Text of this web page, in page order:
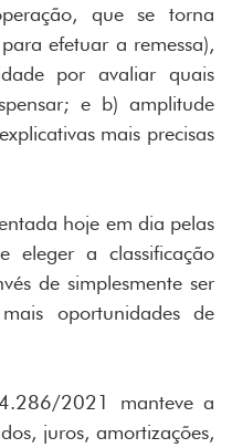
que se torna
efetuar a remessa),
por avaliar quais
e b) amplitude
mais precisas
hoje em dia pelas
eleger a classificação
de simplesmente ser
oportunidades de
2021 manteve a
juros, amortizações,